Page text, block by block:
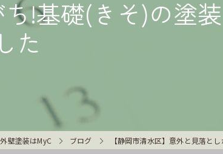
MyCオリジナ
アフターフォ
!基礎(きそ)の塗
した
壁塗装はMyC ブログ 【静岡市清水区】意外と見落と